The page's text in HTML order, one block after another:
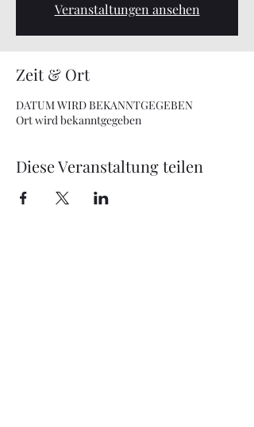
Veranstaltungen ansehen
Zeit & Ort
DATUM WIRD BEKANNTGEGEBEN
Ort wird bekanntgegeben
Diese Veranstaltung teilen